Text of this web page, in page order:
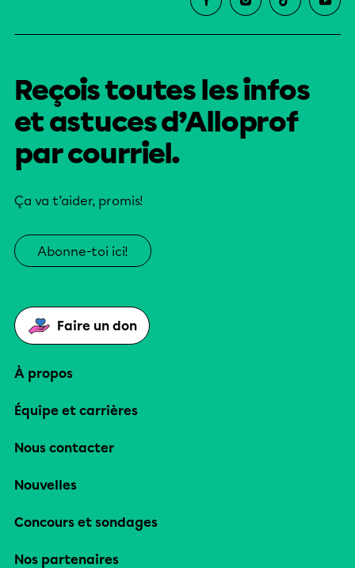
Reçois toutes les infos
et astuces d’Alloprof
par courriel.
Ça va t’aider, promis!
Abonne-toi ici!
Faire un don
À propos
Équipe et carrières
Nous contacter
Nouvelles
Concours et sondages
Nos partenaires